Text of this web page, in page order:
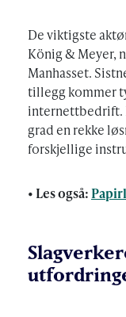
De viktigste
König & Meyer,
Manhasset.
tillegg kommer
internettbedrift.
grad en rekke
forskjellige
• Les også: